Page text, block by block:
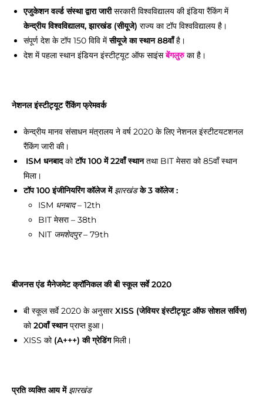
एजुकेशन वर्ल्ड संस्था द्वारा जारीसरकारी विश्वविद्यालय की इंडिया रैंकिंग में
केन्द्रीय विश्वविद्यालय, झारखंड (सीयूजे) राज्य का टॉप विश्वविद्यालय है।
संपूर्ण देश के टॉप 150 विवि मेंसीयूजे का स्थान 88वाँहै।
देश में पहला स्थान इंडियन इंस्टीट्यूट ऑफ साइंसबेंगलुरुका है।
नेशनल इंस्टीट्यूट रैंकिंग फ्रेमवर्क
केन्द्रीय मानव संसाधन मंत्रालय ने वर्ष 2020 के लिए नेशनल इंस्टीटयटशनल
रैंकिंग जारी की।
ISM धनबादकोटॉप 100 में 22वाँ स्थानतथा BIT मेसरा को 85वाँ स्थान
मिला।
टॉप 100 इंजीनियरिंग कॉलेज में झारखंडके 3 कॉलेज :
ISM धनबाद– 12th
BIT मेसरा – 38th
NIT जमशेदपुर– 79th
बीजनस एंड मैनेजमेट क्रॉनिकल की बी स्कूल सर्वे 2020
बी स्कूल सर्वे 2020 के अनुसारXISS (जेवियर इंस्टीट्यूट ऑफ सोशल सर्विस)
को20वाँ स्थानप्राप्त हुआ।
XISS को (A+++) की ग्रेडिंगमिली।
प्रति व्यक्ति आय में झारखंड